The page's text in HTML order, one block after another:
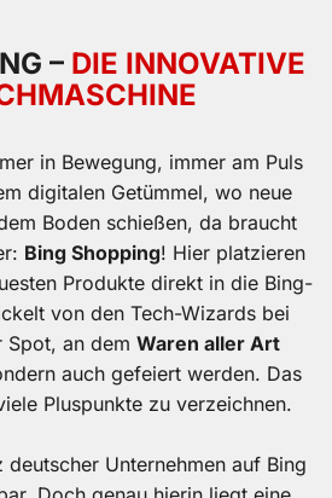
– DIE INNOVATIVE
in Bewegung, immer am Puls
digitalen Getümmel, wo neue
Boden schießen, da braucht
Bing Shopping! Hier platzieren
Produkte direkt in die Bing-
von den Tech-Wizards bei
an dem Waren aller Art
auch gefeiert werden. Das
Pluspunkte zu verzeichnen.
deutscher Unternehmen auf Bing